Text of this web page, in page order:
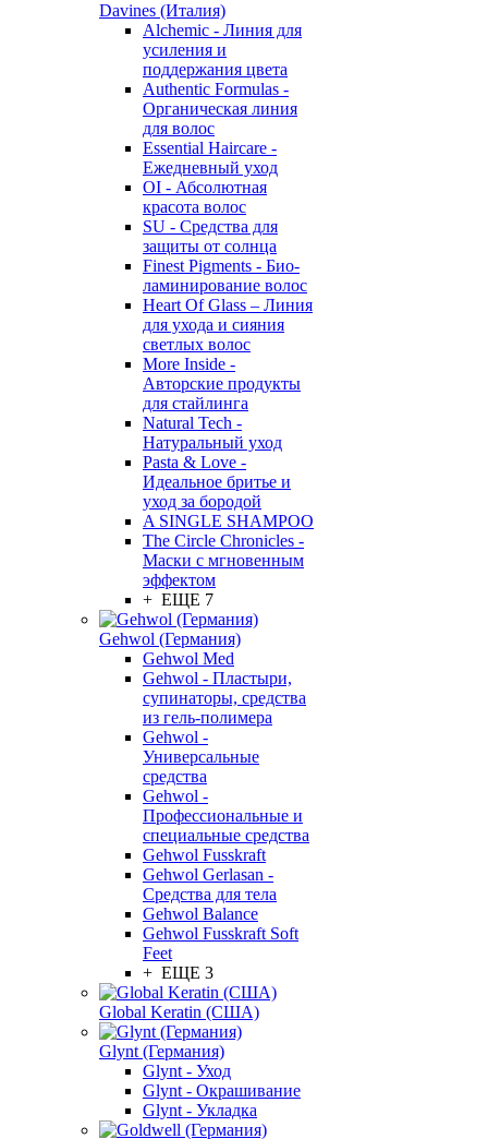
Davines (Италия)
Alchemic - Линия для
усиления и
поддержания цвета
Authentic Formulas -
Органическая линия
для волос
Essential Haircare -
Eжедневный уход
OI - Абсолютная
красота волос
SU - Средства для
защиты от солнца
Finest Pigments - Био-
ламинирование волос
Heart Of Glass – Линия
для ухода и сияния
светлых волос
More Inside -
Авторские продукты
для стайлинга
Natural Tech -
Натуральный уход
Pasta & Love -
Идеальное бритье и
уход за бородой
A SINGLE SHAMPOO
The Circle Chronicles -
Маски с мгновенным
эффектом
+ ЕЩЕ 7
Gehwol (Германия)
Gehwol Med
Gehwol - Пластыри,
супинаторы, средства
из гель-полимера
Gehwol -
Универсальные
средства
Gehwol -
Профессиональные и
специальные средства
Gehwol Fusskraft
Gehwol Gerlasan -
Средства для тела
Gehwol Balance
Gehwol Fusskraft Soft
Feet
+ ЕЩЕ 3
Global Keratin (США)
Glynt (Германия)
Glynt - Уход
Glynt - Окрашивание
Glynt - Укладка